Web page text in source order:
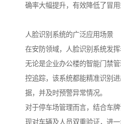
确率大幅提升，有效降低了冒用
人脸识别系统的广泛应用场景
在安防领域，人脸识别系统发挥
无论是企业办公楼的智能门禁
控追踪，该系统都能精准识别
据，并及时预警异常情况。
对于停车场管理而言，结合车
现对车辆及人员双重验证，进一